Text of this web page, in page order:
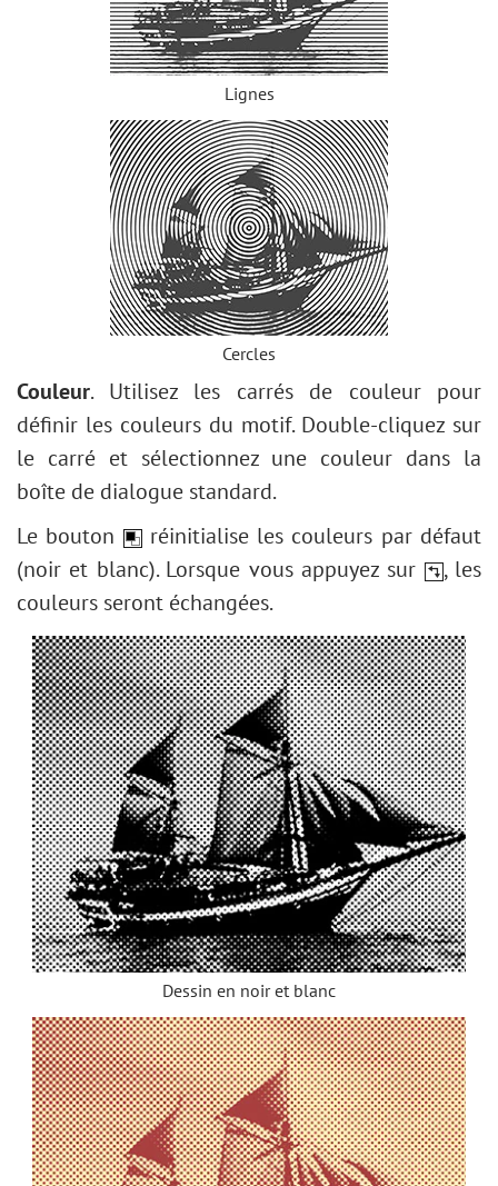
Lignes
Cercles
Couleur. Utilisez les carrés de couleur pour
définir les couleurs du motif. Double-cliquez sur
le carré et sélectionnez une couleur dans la
boîte de dialogue standard.
Le bouton
réinitialise les couleurs par défaut
(noir et blanc). Lorsque vous appuyez sur
, les
couleurs seront échangées.
Dessin en noir et blanc